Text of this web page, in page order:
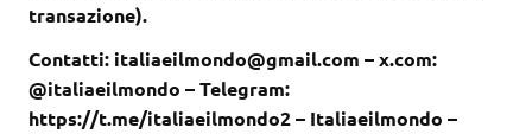
transazione).
Contatti: italiaeilmondo@gmail.com – x.com:
@italiaeilmondo – Telegram:
https://t.me/italiaeilmondo2 – Italiaeilmondo –